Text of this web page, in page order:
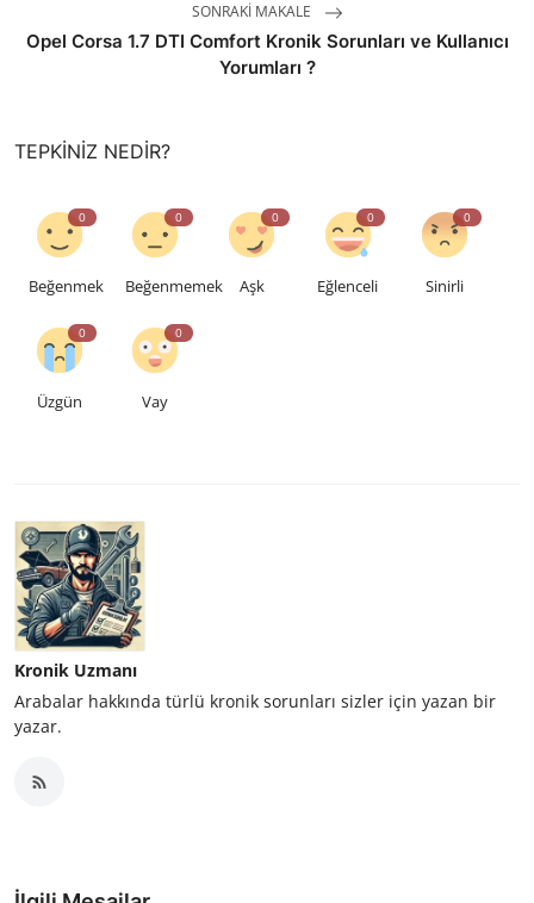
SONRAKI MAKALE
Opel Corsa 1.7 DTI Comfort Kronik Sorunları ve Kullanıcı
Yorumları ?
TEPKINIZ NEDIR?
0
Beğenmek
0
Beğenmemek
0
Aşk
0
Eğlenceli
0
Sinirli
0
Üzgün
0
Vay
Kronik Uzmanı
Arabalar hakkında türlü kronik sorunları sizler için yazan bir
yazar.